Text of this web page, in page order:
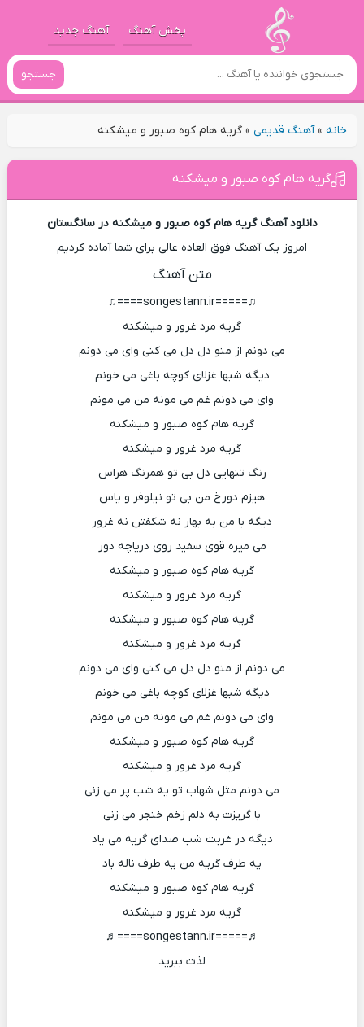
پخش آهنگ آهنگ جدید
جستجو
خانه»آهنگ قدیمی» گریه هام کوه صبور و میشکنه
گریه هام کوه صبور و میشکنه
دانلود آهنگ گریه هام کوه صبور و میشکنه در سانگستان
امروز یک آهنگ فوق العاده عالی برای شما آماده کردیم
متن آهنگ
♫=====songestann.ir====♫
گریه مرد غرور و میشکنه
می دونم از منو دل دل می کنی وای می دونم
دیگه شبها غزلای کوچه باغی می خونم
وای می دونم غم می مونه من می مونم
گریه هام کوه صبور و میشکنه
گریه مرد غرور و میشکنه
رنگ تنهایی دل بی تو همرنگ هراس
هیزم دورخ من بی تو نیلوفر و یاس
دیگه با من به بهار نه شکفتن نه غرور
می میره قوی سفید روی دریاچه دور
گریه هام کوه صبور و میشکنه
گریه مرد غرور و میشکنه
گریه هام کوه صبور و میشکنه
گریه مرد غرور و میشکنه
می دونم از منو دل دل می کنی وای می دونم
دیگه شبها غزلای کوچه باغی می خونم
وای می دونم غم می مونه من می مونم
گریه هام کوه صبور و میشکنه
گریه مرد غرور و میشکنه
می دونم مثل شهاب تو یه شب پر می زنی
با گریزت به دلم زخم خنجر می زنی
دیگه در غربت شب صدای گریه می یاد
یه طرف گریه من یه طرف ناله باد
گریه هام کوه صبور و میشکنه
گریه مرد غرور و میشکنه
♬=====songestann.ir====♬
لذت ببرید